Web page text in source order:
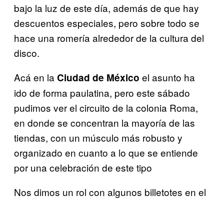
bajo la luz de este día, además de que hay
descuentos especiales, pero sobre todo se
hace una romería alrededor de la cultura del
disco.
Acá en la Ciudad de México el asunto ha
ido de forma paulatina, pero este sábado
pudimos ver el circuito de la colonia Roma,
en donde se concentran la mayoría de las
tiendas, con un músculo más robusto y
organizado en cuanto a lo que se entiende
por una celebración de este tipo
Nos dimos un rol con algunos billetotes en el